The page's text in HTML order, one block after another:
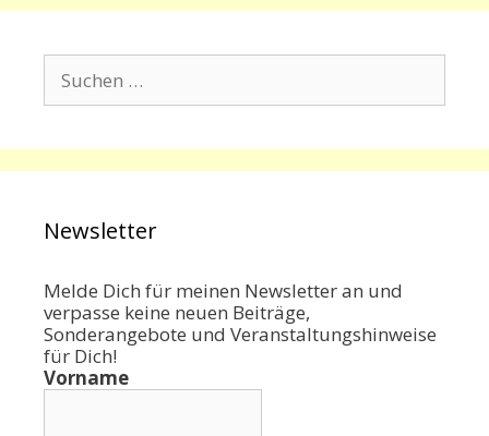
nach:
Newsletter
Melde Dich für meinen Newsletter an und
verpasse keine neuen Beiträge,
Sonderangebote und Veranstaltungshinweise
für Dich!
Vorname